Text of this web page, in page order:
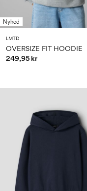
Nyhed
LMTD
OVERSIZE FIT HOODIE
249,95 kr